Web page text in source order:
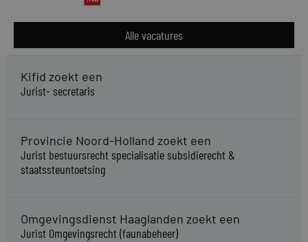
Alle vacatures
Kifid zoekt een
Jurist- secretaris
Provincie Noord-Holland zoekt een
Jurist bestuursrecht specialisatie subsidierecht &
staatssteuntoetsing
Omgevingsdienst Haaglanden zoekt een
Jurist Omgevingsrecht (faunabeheer)